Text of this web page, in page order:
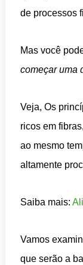
de processos
Mas você
começar uma
Veja, Os
ricos em fibras,
ao mesmo
altamente
Saiba mais:
Vamos
que serão a